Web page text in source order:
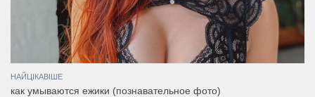
НАЙЦІКАВІШЕ
как умываются ежики (познавательное фото)